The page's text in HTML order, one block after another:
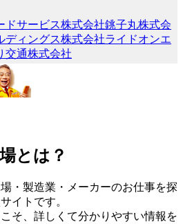
ドサービス株式会社銚子丸株式会
ディングス株式会社ライドオンエ
交通株式会社
とは？
・製造業・メーカーのお仕事を探
イトです。
そ、詳しくて分かりやすい情報を